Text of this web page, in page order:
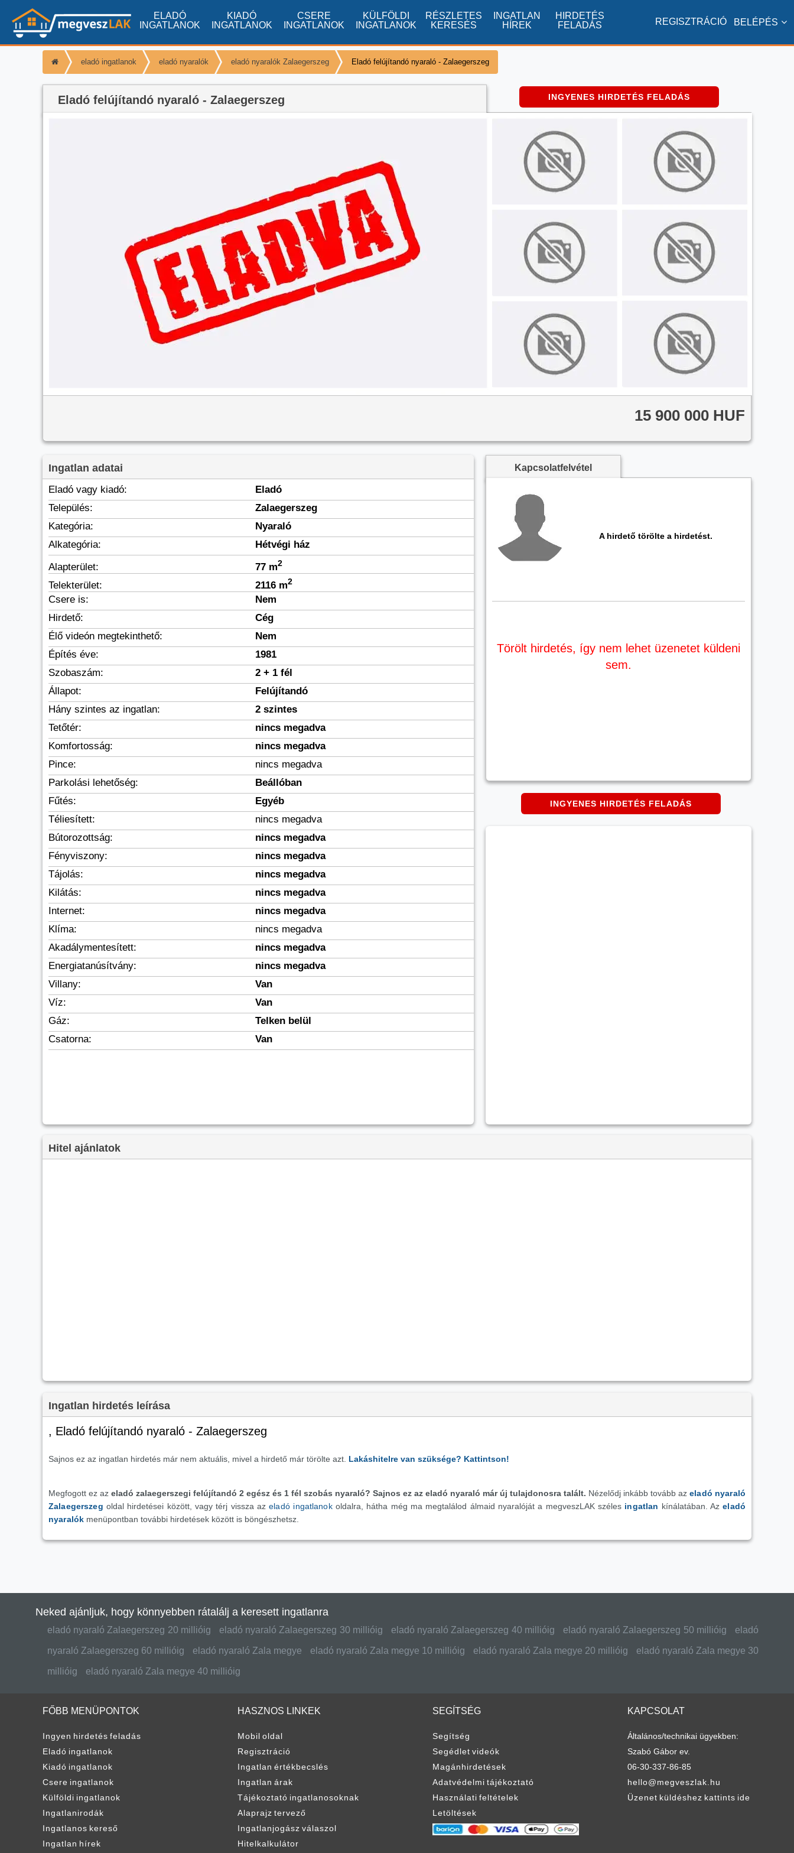
ELADÓ
INGATLANOK
KIADÓ
INGATLANOK
CSERE
INGATLANOK
KÜLFÖLDI
INGATLANOK
RÉSZLETES
KERESÉS
INGATLAN
HÍREK
HIRDETÉS
FELADÁS
BELÉPÉS
REGISZTRÁCIÓ
eladó ingatlanok eladó nyaralók eladó nyaralók Zalaegerszeg Eladó felújítandó nyaraló - Zalaegerszeg
Eladó felújítandó nyaraló - Zalaegerszeg INGYENES HIRDETÉS FELADÁS
15 900 000 HUF
Ingatlan adatai
Eladó vagy kiadó:
Eladó
Település:
Zalaegerszeg
Kategória:
Nyaraló
Alkategória:
Hétvégi ház
Alapterület:
77 m2
Telekterület: 2116 m2
Csere is:
Nem
Hirdető:
Cég
Élő videón megtekinthető:
Nem
Építés éve:
1981
Szobaszám:
2 + 1 fél
Állapot:
Felújítandó
Hány szintes az ingatlan:
2 szintes
Tetőtér:
nincs megadva
Komfortosság:
nincs megadva
Pince:
nincs megadva
Parkolási lehetőség:
Beállóban
Fűtés:
Egyéb
Téliesített:
nincs megadva
Bútorozottság:
nincs megadva
Fényviszony:
nincs megadva
Tájolás:
nincs megadva
Kilátás:
nincs megadva
Internet:
nincs megadva
Klíma:
nincs megadva
Akadálymentesített:
nincs megadva
Energiatanúsítvány:
nincs megadva
Villany:
Van
Víz:
Van
Gáz:
Telken belül
Csatorna:
Van
Kapcsolatfelvétel
A hirdető törölte a hirdetést.
Törölt hirdetés, így nem lehet üzenetet küldeni
sem.
INGYENES HIRDETÉS FELADÁS
Hitel ajánlatok
Ingatlan hirdetés leírása
, Eladó felújítandó nyaraló - Zalaegerszeg
Sajnos ez az ingatlan hirdetés már nem aktuális, mivel a hirdető már törölte azt. Lakáshitelre van szüksége? Kattintson!
Megfogott ez azeladó zalaegerszegi felújítandó 2 egész és 1 fél szobás nyaraló? Sajnos ez az eladó nyaraló már új tulajdonosra talált. Nézelődj inkább tovább azeladó nyaraló
Zalaegerszeg oldal hirdetései között, vagy térj vissza azeladó ingatlanokoldalra, hátha még ma megtalálod álmaid nyaralóját a megveszLAK széles ingatlan kínálatában. Azeladó
nyaralók menüpontban további hirdetések között is böngészhetsz.
14 900 000 HUF
206 944 Ft / m
Eladó hétvégi ház Zalaegerszeg,
Alapterület:
72 m2
16 900 000 HUF
301 785 Ft / m
Eladó hétvégi ház Zalaegerszeg
Alapterület: Telekterület:
56 m2
1828 m2
16 900 000 HUF
344 897 Ft / m
Eladó hétvégi ház Zalaegerszeg,
Jánkahegy
Alapterület: Telekterület:
Szobaszám:
49 m2
2300 m2 1 + 1 fél
16 900 000 HUF
352 083 Ft / m
Eladó hétvégi ház Zalaegerszeg
Telekterület:
Szobaszám:
735 m2 1